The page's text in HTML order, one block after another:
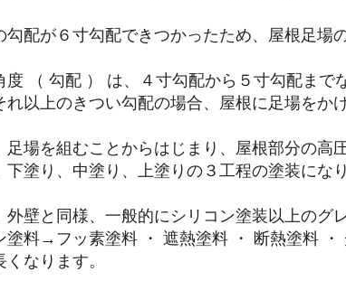
勾配が６寸勾配できつかったため、屋根足場
度 （ 勾配 ） は、４寸勾配から５寸勾配ま
れ以上のきつい勾配の場合、屋根に足場をか
足場を組むことからはじまり、屋根部分の高
下塗り、中塗り、上塗りの３工程の塗装になり
外壁と同様、一般的にシリコン塗装以上の
料→フッ素塗料 ・ 遮熱塗料 ・ 断熱塗料 ・
なります。